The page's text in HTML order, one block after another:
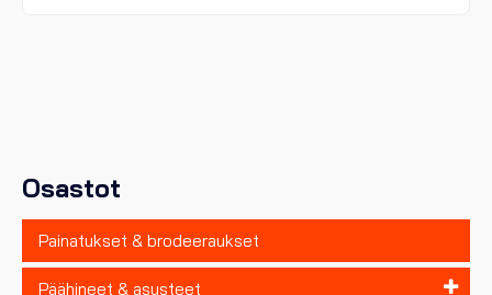
Osastot
Painatukset & brodeeraukset
Päähineet & asusteet